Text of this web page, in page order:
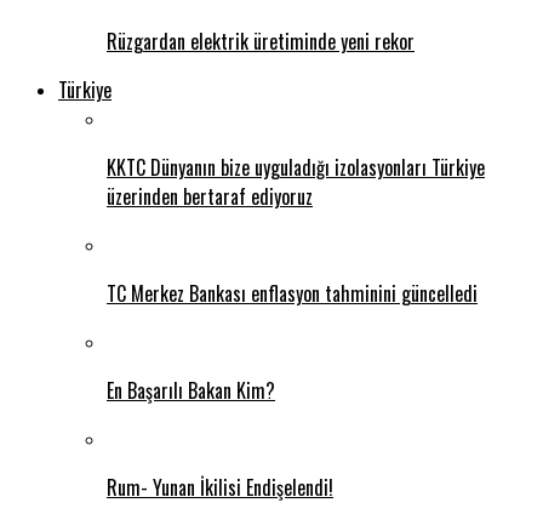
Rüzgardan elektrik üretiminde yeni rekor
Türkiye
KKTC Dünyanın bize uyguladığı izolasyonları Türkiye
üzerinden bertaraf ediyoruz
TC Merkez Bankası enflasyon tahminini güncelledi
En Başarılı Bakan Kim?
Rum- Yunan İkilisi Endişelendi!